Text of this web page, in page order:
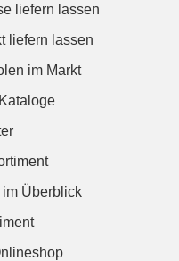
liefern lassen
liefern lassen
im Markt
Überblick